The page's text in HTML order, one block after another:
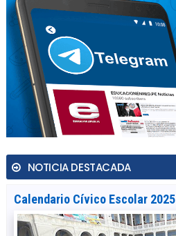
NOTICIA DESTACADA
Calendario Cívico Escolar 2025